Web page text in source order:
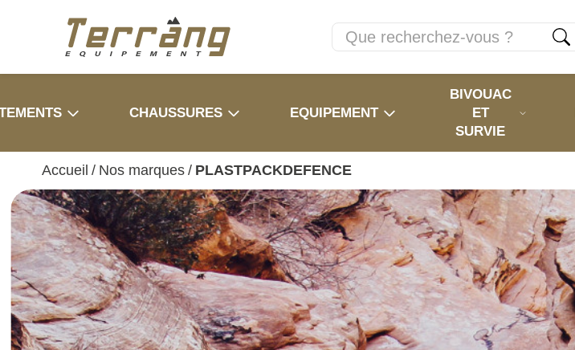
CHAUSSURES EQUIPEMENT
BIVOUAC
ET
SURVIE
Accueil / Nos marques / PLASTPACKDEFENCE